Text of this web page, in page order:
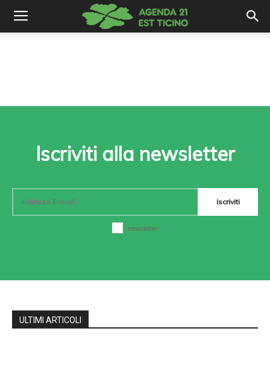
Iscriviti alla newsletter
Iscriviti
newsletter
ULTIMI ARTICOLI